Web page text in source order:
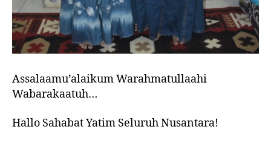
Assalaamu’alaikum Warahmatullaahi
Wabarakaatuh…
Hallo Sahabat Yatim Seluruh Nusantara!